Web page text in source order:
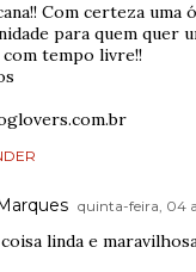
Com certeza uma
para quem quer
tempo livre!!
quinta-feira, 04
linda e